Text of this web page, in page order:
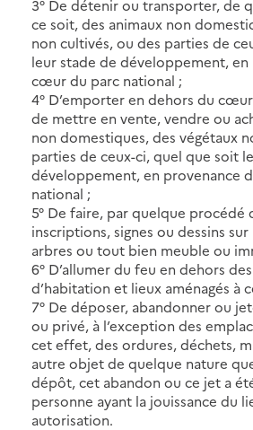
3° De détenir ou transporter, de
ce soit, des animaux non
non cultivés, ou des parties de
leur stade de développement, en
cœur du parc national ;
4° D’emporter en dehors du
de mettre en vente, vendre ou
non domestiques, des végétaux
parties de ceux-ci, quel que soit
développement, en provenance
national ;
5° De faire, par quelque procédé
inscriptions, signes ou dessins
arbres ou tout bien meuble ou
6° D’allumer du feu en dehors
d’habitation et lieux aménagés à
7° De déposer, abandonner ou
ou privé, à l’exception des
cet effet, des ordures, déchets,
autre objet de quelque nature
dépôt, cet abandon ou ce jet a
personne ayant la jouissance du
autorisation.